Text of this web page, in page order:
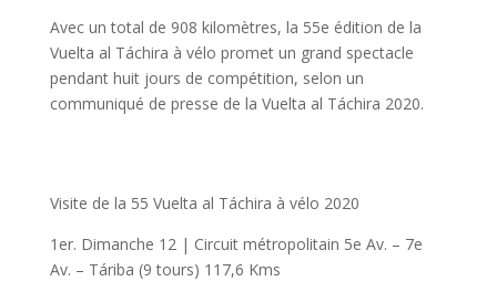
Avec un total de 908 kilomètres, la 55e édition de la
Vuelta al Táchira à vélo promet un grand spectacle
pendant huit jours de compétition, selon un
communiqué de presse de la Vuelta al Táchira 2020.
Visite de la 55 Vuelta al Táchira à vélo 2020
1er. Dimanche 12 | Circuit métropolitain 5e Av. – 7e
Av. – Táriba (9 tours) 117,6 Kms